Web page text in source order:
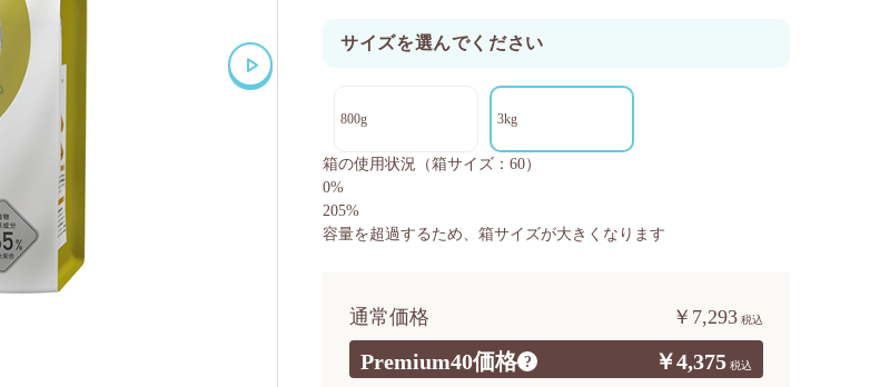
Premium40価格 ? ￥4,375
通常価格 ￥7,293
サイズを選んでください
800g 3kg
箱の使用状況 （箱サイズ：60）
0%
205%
容量を超過するため、箱サイズが大きくなります